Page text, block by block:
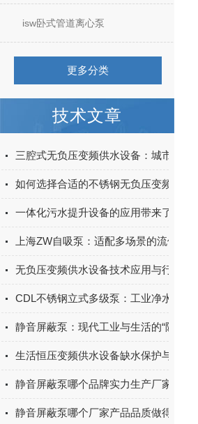
isw卧式管道离心泵
更多分类
技术文章
三腔式无负压变频供水设备：城市二次
如何选择合适的不锈钢无负压变频供水
一体化污水提升设备的应用带来了诸多
上海ZW自吸泵：适配多场景的流体输
无负压变频供水设备技术应用与行业发
CDL不锈钢立式多级泵：工业净水与增
静音屏蔽泵：现代工业与生活的“隐形”守
生活恒压变频供水设备缺水保护与故障
静音屏蔽泵哪个品牌实力生产厂家的
静音屏蔽泵哪个厂家产品品质做得好？